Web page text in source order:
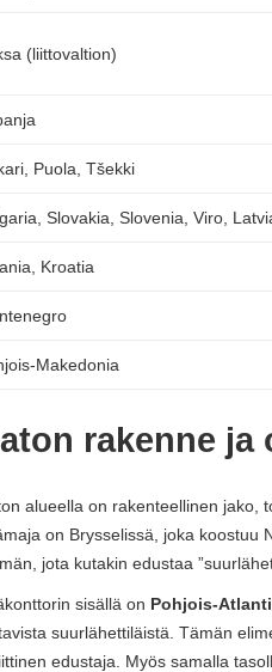
(liittovaltion)
Puola, Tšekki
Slovakia, Slovenia, Viro,
Kroatia
Makedonia
rakenne ja
alueella on rakenteellinen jako,
on Brysselissä, joka koostuu
jota kutakin edustaa
sisällä on Pohjois-
suurlähettiläistä. Tämän
edustaja. Myös samalla